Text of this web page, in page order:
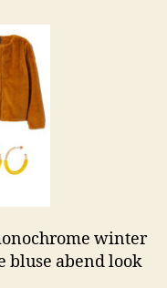
winter
outfits
senfgelb
faux
fur
look
winter
bluse abend look